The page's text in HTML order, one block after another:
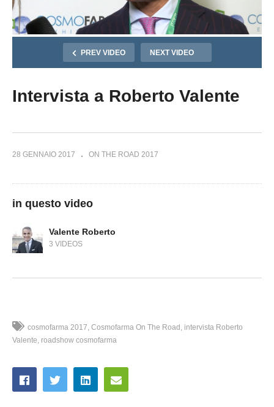
PREV VIDEO NEXT VIDEO
Intervista a Roberto Valente
28 GENNAIO 2017 ON THE ROAD 2017
in questo video
Valente Roberto
3 VIDEOS
cosmofarma 2017 Cosmofarma On The Road
intervista Roberto
Valente roadshow cosmofarma